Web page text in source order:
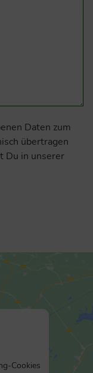
Daten zum
übertragen
Du in unserer
Cookies